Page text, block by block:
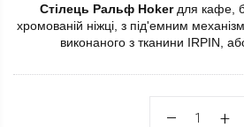
Стілець Ральф Hoker для кафе,
хромованій ніжці, з під'емним
виконаного з тканини IRPIN,